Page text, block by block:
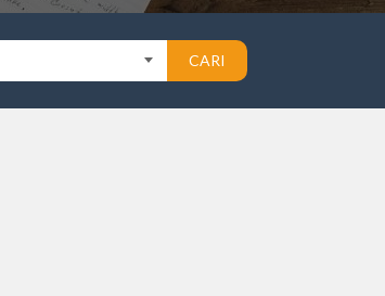
CARI